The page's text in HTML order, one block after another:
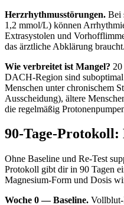
Herzrhythmusstörungen. Bei
1,2 mmol/L) können
Extrasystolen und
das ärztliche Abklärung braucht.
Wie verbreitet ist Mangel?
DACH-Region sind
Menschen unter chronischem
Ausscheidung), ältere
die regelmäßig
90-Tage-Protokoll:
Ohne Baseline und Re-Test
Protokoll gibt dir in 90 Tagen
Magnesium-Form und Dosis
Woche 0 — Baseline. Vollblut-